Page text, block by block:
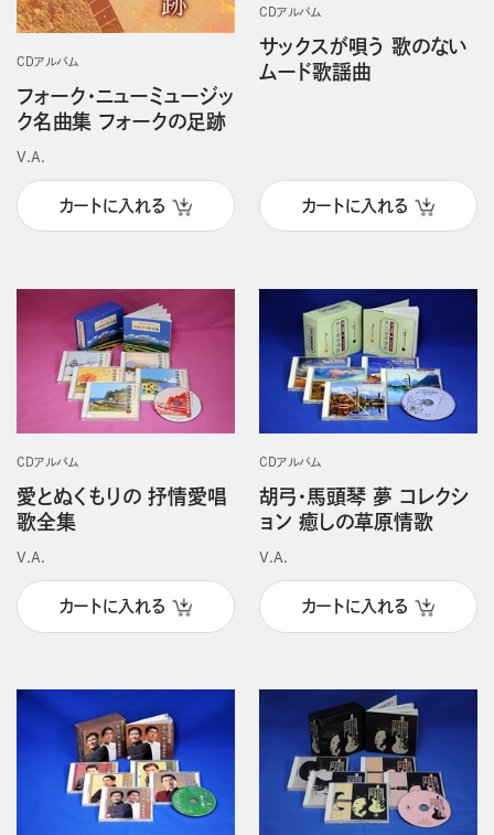
CDアルバム
フォーク・ニューミュージッ
ク名曲集 フォークの足跡
V.A.
カートに入れる
CDアルバム
サックスが唄う 歌のない
ムード歌謡曲
カートに入れる
CDアルバム
愛とぬくもりの 抒情愛唱
歌全集
V.A.
カートに入れる
CDアルバム
胡弓・馬頭琴 夢 コレクシ
ョン 癒しの草原情歌
V.A.
カートに入れる